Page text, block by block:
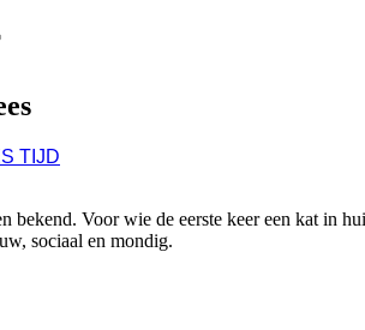
TIJD
bekend. Voor wie de eerste keer een kat in
sociaal en mondig.